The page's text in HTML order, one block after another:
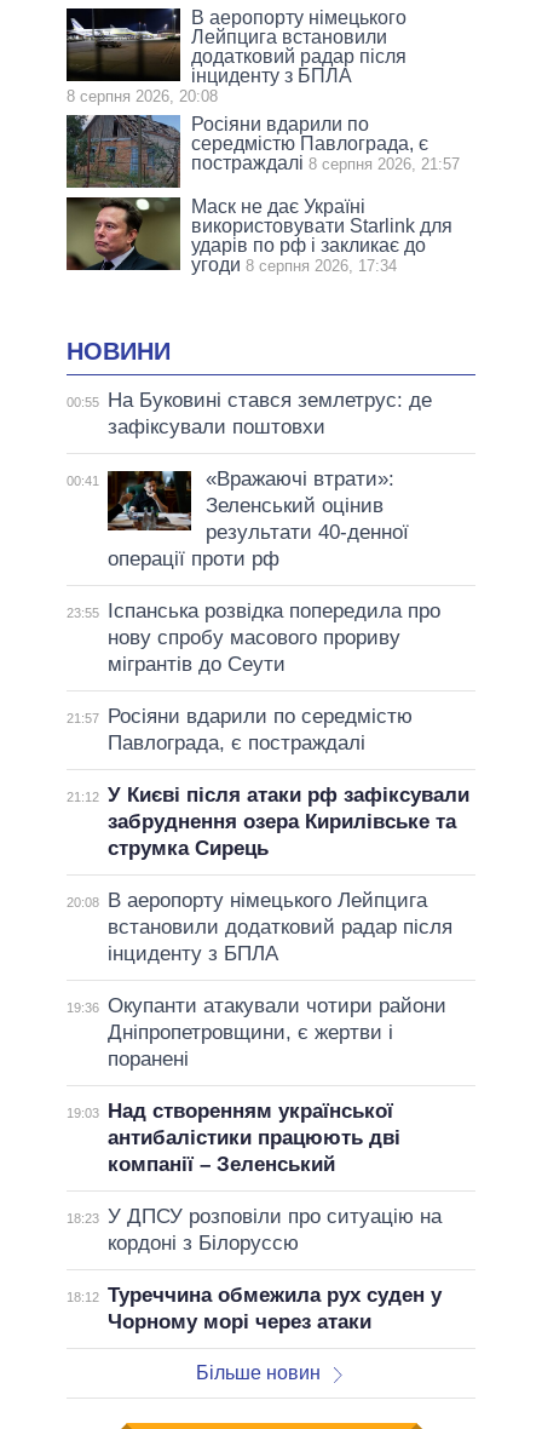
В аеропорту німецького
Лейпцига встановили
додатковий радар після
інциденту з БПЛА
8 серпня 2026, 20:08
Росіяни вдарили по
середмістю Павлограда, є
постраждалі 8 серпня 2026, 21:57
Маск не дає Україні
використовувати Starlink для
ударів по рф і закликає до
угоди 8 серпня 2026, 17:34
НОВИНИ
00:55
На Буковині стався землетрус: де
зафіксували поштовхи
00:41
«Вражаючі втрати»:
Зеленський оцінив
результати 40-денної
операції проти рф
23:55
Іспанська розвідка попередила про
нову спробу масового прориву
мігрантів до Сеути
21:57
Росіяни вдарили по середмістю
Павлограда, є постраждалі
21:12 У Києві після атаки рф зафіксували
забруднення озера Кирилівське та
струмка Сирець
20:08
В аеропорту німецького Лейпцига
встановили додатковий радар після
інциденту з БПЛА
19:36 Окупанти атакували чотири райони
Дніпропетровщини, є жертви і
поранені
19:03
Над створенням української
антибалістики працюють дві
компанії – Зеленський
18:23 У ДПСУ розповіли про ситуацію на
кордоні з Білоруссю
18:12 Туреччина обмежила рух суден у
Чорному морі через атаки
Більше новин